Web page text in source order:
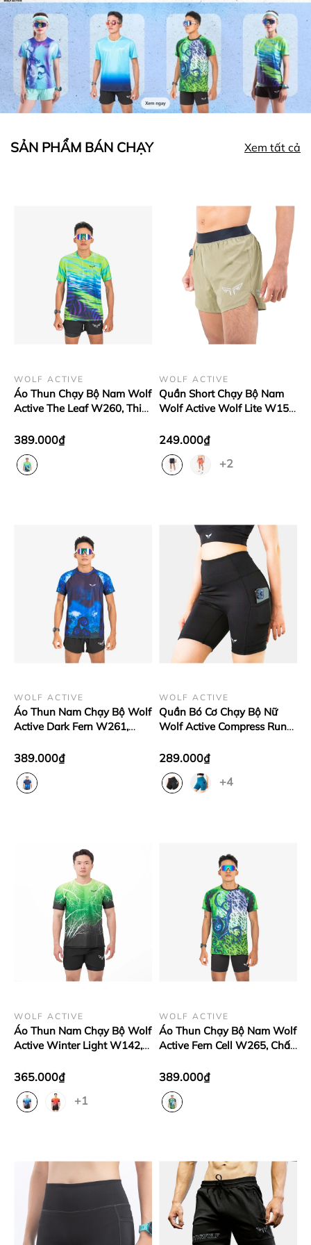
SẢN PHẨM BÁN CHẠY Xem tất cả
WOLF ACTIVE
Áo Thun Chạy Bộ Nam Wolf
Active The Leaf W260, Thiết
Thoáng Khí, Cực Mát
389.000₫
WOLF ACTIVE
Quần Short Chạy Bộ Nam
Wolf Active Wolf Lite W152,
Khô, Thoáng Mát
249.000₫
+2
WOLF ACTIVE
Áo Thun Nam Chạy Bộ Wolf
Active Dark Fern W261,
Nhẹ, Thiết Kế Đẳng Cấp
389.000₫
WOLF ACTIVE
Quần Bó Cơ Chạy Bộ Nữ
Wolf Active Compress Run
Cấp, Co Giãn 4 Chiều
289.000₫
+4
WOLF ACTIVE
Áo Thun Nam Chạy Bộ Wolf
Active Winter Light W142,
Nhanh Khô, Thoải Mái
365.000₫
+1
WOLF ACTIVE
Áo Thun Chạy Bộ Nam Wolf
Active Fern Cell W265, Chất
Thoáng Khí, Đẹp Mắt
389.000₫